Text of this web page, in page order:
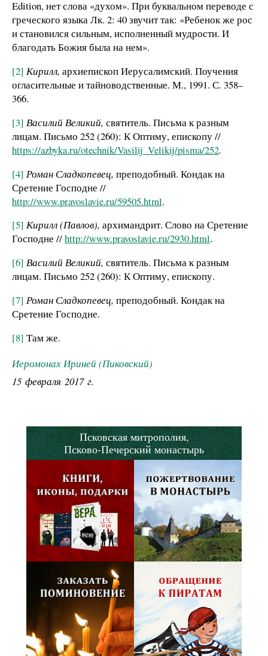
Edition, нет слова «духом». При буквальном переводе с
греческого языка Лк. 2: 40 звучит так: «Ребенок же рос
и становился сильным, исполненный мудрости. И
благодать Божия была на нем».
[2] Кирилл, архиепископ Иерусалимский. Поучения
огласительные и тайноводственные. М., 1991. С. 358–
366.
[3] Василий Великий, святитель. Письма к разным
лицам. Письмо 252 (260): К Оптиму, епископу //
https://azbyka.ru/otechnik/Vasilij_Velikij/pisma/252.
[4] Роман Сладкопевец, преподобный. Кондак на
Сретение Господне //
http://www.pravoslavie.ru/59505.html.
[5] Кирилл (Павлов), архимандрит. Слово на Сретение
Господне //http://www.pravoslavie.ru/2930.html.
[6] Василий Великий, святитель. Письма к разным
лицам. Письмо 252 (260): К Оптиму, епископу.
[7] Роман Сладкопевец, преподобный. Кондак на
Сретение Господне.
[8] Там же.
Иеромонах Ириней (Пиковский)
15 февраля 2017 г.
Псковская митрополия,
Псково-Печерский монастырь